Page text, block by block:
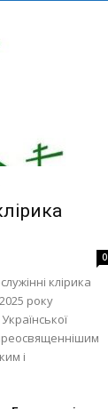
0
клірика
року
і